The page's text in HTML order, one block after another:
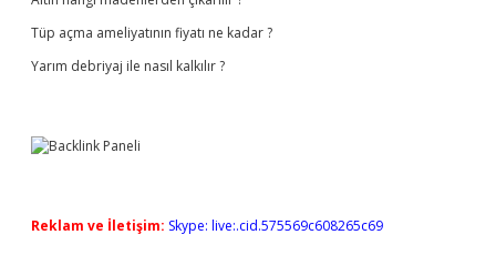
Tüp açma ameliyatının fiyatı ne kadar ?
Yarım debriyaj ile nasıl kalkılır ?
Reklam ve İletişim: Skype: live:.cid.575569c608265c69